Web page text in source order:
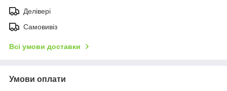
Делівері
Самовивіз
Всі умови доставки
Умови оплати